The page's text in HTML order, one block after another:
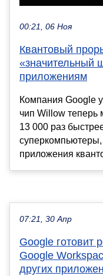
00:21, 06 Ноя
Квантовый
«значительный
приложениям
Компания Google
чип Willow теперь
13 000 раз
суперкомпьютеры,
приложения
07:21, 30 Апр
Google готовит
Google
других